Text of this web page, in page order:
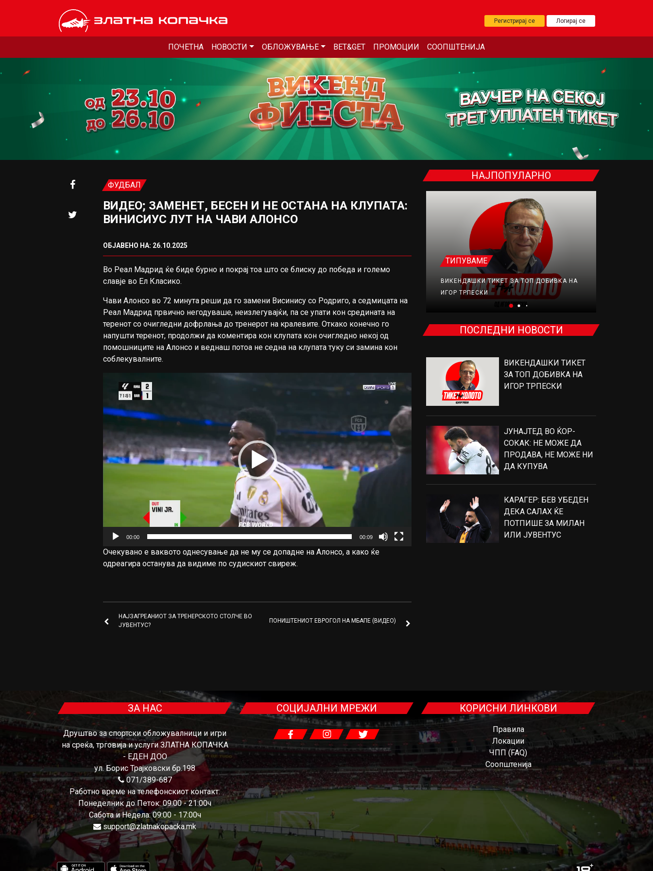
Регистрирај се Логирај се
ПОЧЕТНА НОВОСТИ ОБЛОЖУВАЊЕ BET&GET ПРОМОЦИИ СООПШТЕНИЈА
ФУДБАЛ
ВИДЕО; ЗАМЕНЕТ, БЕСЕН И НЕ ОСТАНА НА КЛУПАТА:
ВИНИСИУС ЛУТ НА ЧАВИ АЛОНСО
ОБЈАВЕНО НА: 26.10.2025
Во Реал Мадрид ќе биде бурно и покрај тоа што се блиску до победа и големо
славје во Ел Класико.
Чави Алонсо во 72 минута реши да го замени Висинису со Родриго, а седмицата на
Реал Мадрид првично негодуваше, неизлегувајќи, па се упати кон средината на
теренот со очигледни дофрлања до тренерот на кралевите. Откако конечно го
напушти теренот, продолжи да коментира кон клупата кон очигледно некој од
помошниците на Алонсо и веднаш потоа не седна на клупата туку си замина кон
соблекувалните.
Player
00:00 00:09
Очекувано е ваквото однесување да не му се допадне на Алонсо, а како ќе
одреагира останува да видиме по судискиот свиреж.
НАЈЗАГРЕАНИОТ ЗА ТРЕНЕРСКОТО СТОЛЧЕ ВО
ЈУВЕНТУС?
ПОНИШТЕНИОТ ЕВРОГОЛ НА МБАПЕ (ВИДЕО)
НАЈПОПУЛАРНО
ТИПУВАМЕ
ВИКЕНДАШКИ ТИКЕТ ЗА ТОП ДОБИВКА НА
ИГОР ТРПЕСКИ
ПОСЛЕДНИ НОВОСТИ
ВИКЕНДАШКИ ТИКЕТ
ЗА ТОП ДОБИВКА НА
ИГОР ТРПЕСКИ
ЈУНАЈТЕД ВО ЌОР-
СОКАК: НЕ МОЖЕ ДА
ПРОДАВА, НЕ МОЖЕ НИ
ДА КУПУВА
КАРАГЕР: БЕВ УБЕДЕН
ДЕКА САЛАХ ЌЕ
ПОТПИШЕ ЗА МИЛАН
ИЛИ ЈУВЕНТУС
ЗА НАС
Друштво за спортски обложувалници и игри
на среќа, трговија и услуги ЗЛАТНА КОПАЧКА
- ЕДЕН ДОО
ул. Борис Трајковски бр.198
071/389-687
Работно време на телефонскиот контакт:
Понеделник до Петок: 09:00 - 21:00ч
Сабота и Недела: 09:00 - 17:00ч
support@zlatnakopacka.mk
СОЦИЈАЛНИ МРЕЖИ КОРИСНИ ЛИНКОВИ
Правила
Локации
ЧПП (FAQ)
Соопштенија